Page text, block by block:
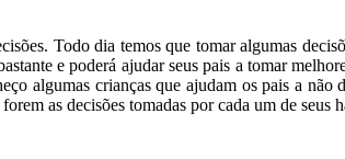
Todo dia temos que tomar algumas
e poderá ajudar seus pais a tomar
algumas crianças que ajudam os pais a
as decisões tomadas por cada um de seus